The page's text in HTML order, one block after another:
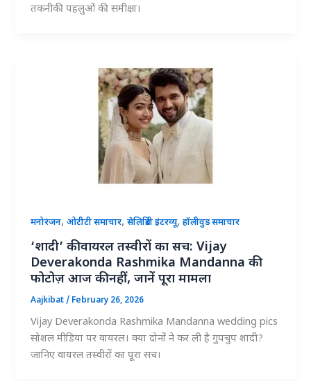
तकनीकी पहलुओं की समीक्षा।
मनोरंजन,ओटीटी समाचार,सेलिब्रिटी इंटरव्यू,हॉलीवुड समाचार
‘शादी’ की वायरल तस्वीरों का सच: Vijay
Deverakonda Rashmika Mandanna की
फोटोज़ आज की नहीं, जानें पूरा मामला
Aajkibat/ February 26, 2026
Vijay Deverakonda Rashmika Mandanna wedding pics
सोशल मीडिया पर वायरल। क्या दोनों ने कर ली है गुपचुप शादी?
जानिए वायरल तस्वीरों का पूरा सच।